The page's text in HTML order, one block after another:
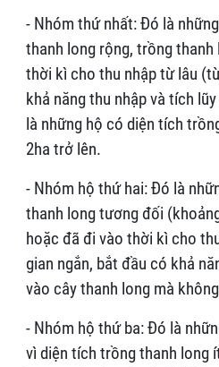
- Nhóm thứ nhất: Đó là
thanh long rộng, trồng
thời kì cho thu nhập từ lâu
khả năng thu nhập và tích
là những hộ có diện tích
2ha trở lên.
- Nhóm hộ thứ hai: Đó là
thanh long tương đối
hoặc đã đi vào thời kì cho
gian ngắn, bắt đầu có khả
vào cây thanh long mà
- Nhóm hộ thứ ba: Đó là
vì diện tích trồng thanh long